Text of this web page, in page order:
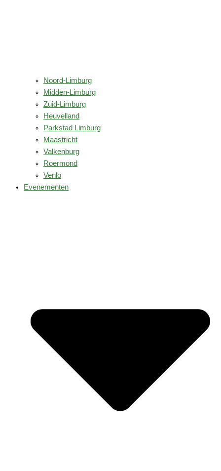
Noord-Limburg
Midden-Limburg
Zuid-Limburg
Heuvelland
Parkstad Limburg
Maastricht
Valkenburg
Roermond
Venlo
Evenementen